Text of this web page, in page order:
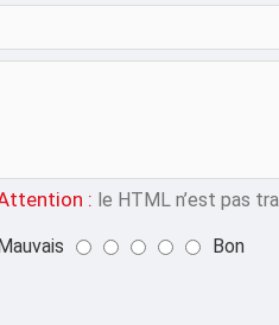
: le HTML n’est pas
Bon